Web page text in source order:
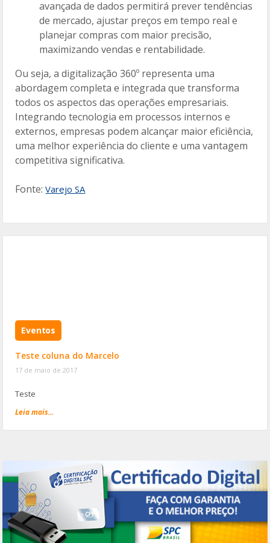
avançada de dados permitirá prever tendências
de mercado, ajustar preços em tempo real e
planejar compras com maior precisão,
maximizando vendas e rentabilidade.
Ou seja, a digitalização 360º representa uma
abordagem completa e integrada que transforma
todos os aspectos das operações empresariais.
Integrando tecnologia em processos internos e
externos, empresas podem alcançar maior eficiência,
uma melhor experiência do cliente e uma vantagem
competitiva significativa.
Fonte:Varejo SA
Eventos
Teste coluna do Marcelo
17 de maio de 2017
Teste
Leia mais...